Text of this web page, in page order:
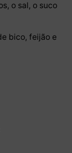
o sal, o suco
bico, feijão e